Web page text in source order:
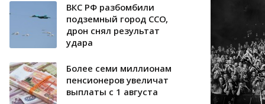
ВКС РФ разбомбили
подземный город ССО,
дрон снял результат
удара
Более семи миллионам
пенсионеров увеличат
выплаты с 1 августа
МОСКВА